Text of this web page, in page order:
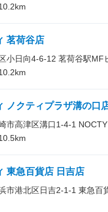
km
茗荷谷店
小日向4-6-12 茗荷谷駅MF
km
ノクティプラザ溝の口
市高津区溝口1-4-1
km
東急百貨店 日吉店
市港北区日吉2-1-1 東急百